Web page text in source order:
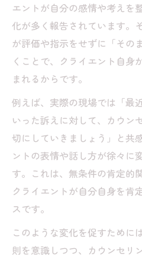
エントが自分の感情や考えを
化が多く報告されています。
が評価や指示をせずに「その
くことで、クライエント自身
まれるからです。
例えば、実際の現場では「最
いった訴えに対して、カウン
切にしていきましょう」と共
ントの表情や話し方が徐々に
す。これは、無条件の肯定的
クライエントが自分自身を肯
スです。
このような変化を促すために
則を意識しつつ、カウンセリ